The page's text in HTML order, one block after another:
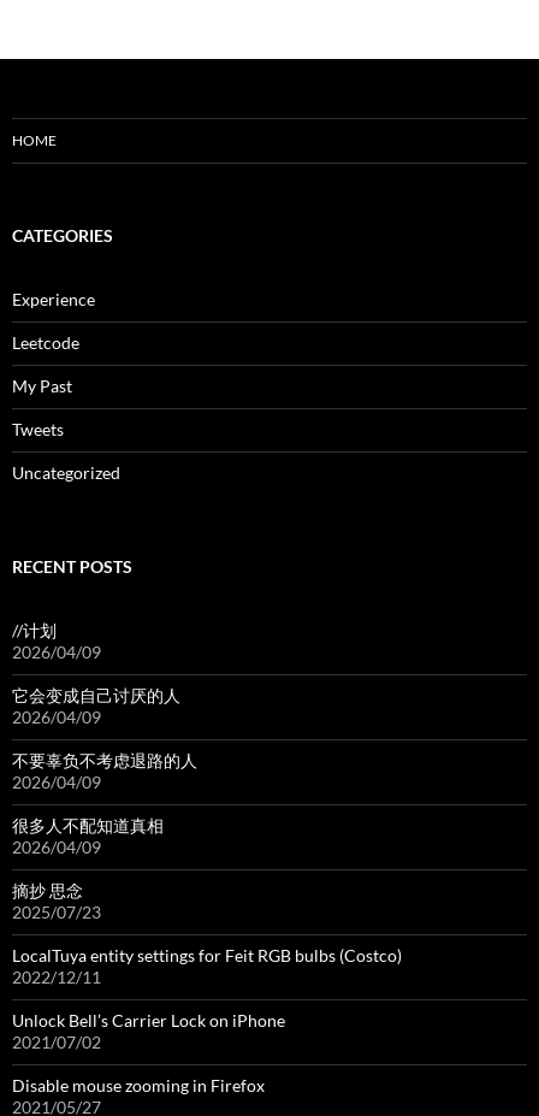
HOME
CATEGORIES
Experience
Leetcode
My Past
Tweets
Uncategorized
RECENT POSTS
//计划
2026/04/09
它会变成自己讨厌的人
2026/04/09
不要辜负不考虑退路的人
2026/04/09
很多人不配知道真相
2026/04/09
摘抄 思念
2025/07/23
LocalTuya entity settings for Feit RGB bulbs (Costco)
2022/12/11
Unlock Bell’s Carrier Lock on iPhone
2021/07/02
Disable mouse zooming in Firefox
2021/05/27